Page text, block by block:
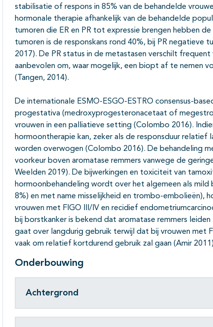
open- en dichtklappen
stabilisatie of respons in 85% van de behandelde
hormonale therapie afhankelijk van de behandelde
tumoren die ER en PR tot expressie brengen hebben
tumoren is de responskans rond 40%, bij PR negatieve
2017). De PR status in de metastasen verschilt
aanbevolen om, waar mogelijk, een biopt af te nemen
(Tangen, 2014).
De internationale ESMO-ESGO-ESTRO consensus-
progestativa (medroxyprogesteronacetaat of
vrouwen in een palliatieve setting (Colombo 2016).
hormoontherapie kan, zeker als de responsduur relatief
worden overwogen (Colombo 2016). De behandeling
voorkeur boven aromatase remmers vanwege de
Weelden 2019). De bijwerkingen en toxiciteit van
hormoonbehandeling wordt over het algemeen als
8%) en met name misselijkheid en trombo-embolieën),
vrouwen met FIGO III/IV en recidief
bij borstkanker is bekend dat aromatase remmers
gaat over langdurig gebruik terwijl dat bij vrouwen met
vaak om relatief kortdurend gebruik zal gaan (Amir
Onderbouwing
Achtergrond